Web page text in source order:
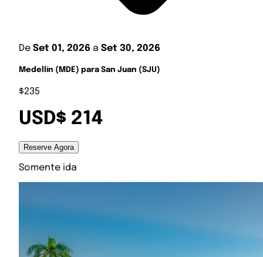
De Set 01, 2026 a Set 30, 2026
Medellín (MDE) para San Juan (SJU)
$235
USD$ 214
Reserve Agora
Somente ida